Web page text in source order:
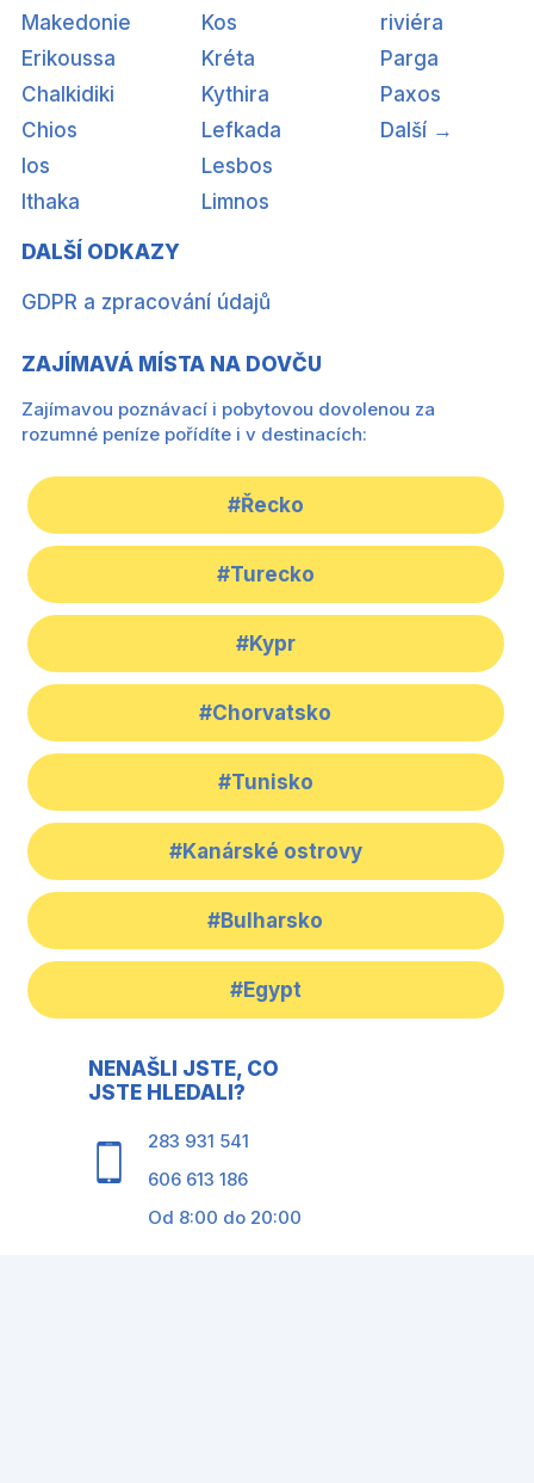
Makedonie
Erikoussa
Chalkidiki
Chios
Ios
Ithaka
Kos
Kréta
Kythira
Lefkada
Lesbos
Limnos
riviéra
Parga
Paxos
Další →
DALŠÍ ODKAZY
GDPR a zpracování údajů
ZAJÍMAVÁ MÍSTA NA DOVČU
Zajímavou poznávací i pobytovou dovolenou za
rozumné peníze pořídíte i v destinacích:
#Řecko
#Turecko
#Kypr
#Chorvatsko
#Tunisko
#Kanárské ostrovy
#Bulharsko
#Egypt
NENAŠLI JSTE, CO
JSTE HLEDALI?
283 931 541
606 613 186
Od 8:00 do 20:00